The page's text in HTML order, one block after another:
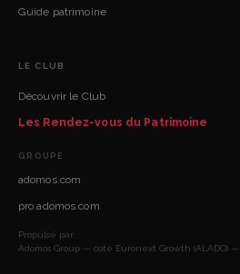
Guide patrimoine
LE CLUB
Découvrir le Club
Les Rendez-vous du Patrimoine
GROUPE
adomos.com
pro.adomos.com
Propulsé par
Adomos Group — coté Euronext Growth (ALADO) —